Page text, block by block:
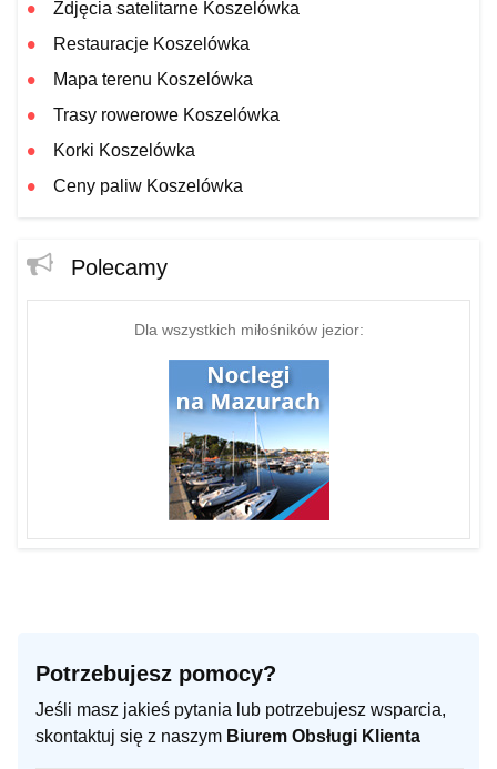
Zdjęcia satelitarne Koszelówka
Restauracje Koszelówka
Mapa terenu Koszelówka
Trasy rowerowe Koszelówka
Korki Koszelówka
Ceny paliw Koszelówka
Polecamy
Dla wszystkich miłośników jezior:
Potrzebujesz pomocy?
Jeśli masz jakieś pytania lub potrzebujesz wsparcia,
skontaktuj się z naszym Biurem Obsługi Klienta